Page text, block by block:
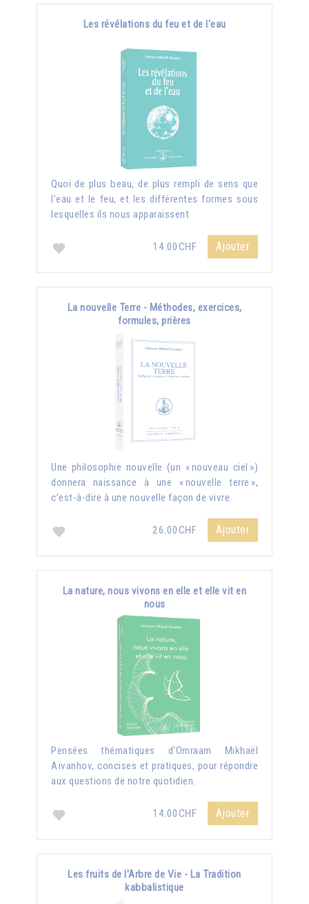
Les révélations du feu et de l'eau
Quoi de plus beau, de plus rempli de sens que
l’eau et le feu, et les différentes formes sous
lesquelles ils nous apparaissent.
14.00CHF Ajouter
La nouvelle Terre - Méthodes, exercices,
formules, prières
Une philosophie nouvelle (un « nouveau ciel »)
donnera naissance à une « nouvelle terre »,
c’est-à-dire à une nouvelle façon de vivre.
26.00CHF Ajouter
La nature, nous vivons en elle et elle vit en
nous
Pensées thématiques d'Omraam Mikhaël
Aïvanhov, concises et pratiques, pour répondre
aux questions de notre quotidien.
14.00CHF Ajouter
Les fruits de l'Arbre de Vie - La Tradition
kabbalistique